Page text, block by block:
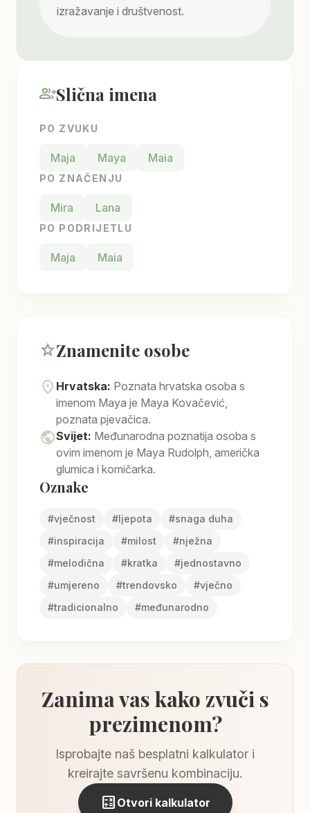
izražavanje i društvenost.
group_addSlična imena
PO ZVUKU
Maja Maya Maia
PO ZNAČENJU
Mira Lana
PO PODRIJETLU
Maja Maia
starZnamenite osobe
location_on Hrvatska: Poznata hrvatska osoba s
imenom Maya je Maya Kovačević,
poznata pjevačica.
publicSvijet: Međunarodna poznatija osoba s
ovim imenom je Maya Rudolph, američka
glumica i komičarka.
Oznake
#vječnost #ljepota #snaga duha
#inspiracija #milost #nježna
#melodična #kratka #jednostavno
#umjereno #trendovsko #vječno
#tradicionalno #međunarodno
Zanima vas kako zvuči s
prezimenom?
Isprobajte naš besplatni kalkulator i
kreirajte savršenu kombinaciju.
calculate Otvori kalkulator